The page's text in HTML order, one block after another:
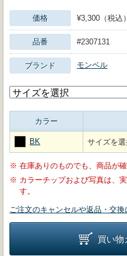
価格 ¥3,300（税込）
品番 #2307131
ブランド モンベル
カラー
BK サイズを
※ 在庫ありのものでも、商品が
※ カラーチップおよび写真は、
す。
ご注文のキャンセルや返品・交換
買い物